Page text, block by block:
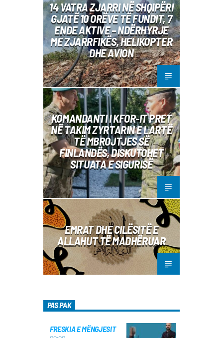
14 VATRA ZJARRI NË SHQIPËRI
GJATË 10 ORËVE TË FUNDIT, 7
ENDE AKTIVE – NDËRHYRJE
ME ZJARRFIKËS, HELIKOPTER
DHE AVION
KOMANDANTI I KFOR-IT PRET
NË TAKIM ZYRTARIN E LARTË
TË MBROJTJES SË
FINLANDËS, DISKUTOHET
SITUATA E SIGURISË
EMRAT DHE CILËSITË E
ALLAHUT TË MADHËRUAR
PAS PAK
FRESKIA E MËNGJESIT